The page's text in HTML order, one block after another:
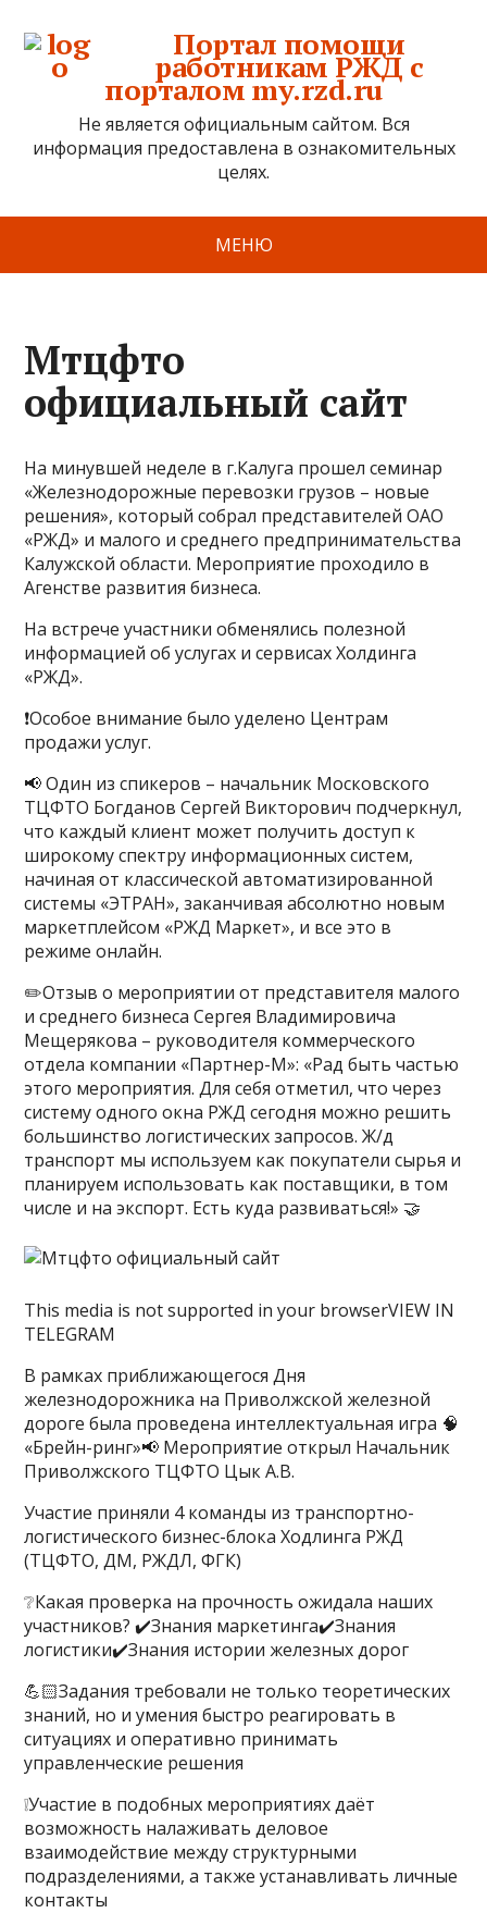
Портал помощи
работникам РЖД с
порталом my.rzd.ru
Не является официальным сайтом. Вся
информация предоставлена в ознакомительных
целях.
МЕНЮ
Мтцфто
официальный сайт
На минувшей неделе в г.Калуга прошел семинар
«Железнодорожные перевозки грузов – новые
решения», который собрал представителей ОАО
«РЖД» и малого и среднего предпринимательства
Калужской области. Мероприятие проходило в
Агенстве развития бизнеса.
На встрече участники обменялись полезной
информацией об услугах и сервисах Холдинга
«РЖД».
❗️Особое внимание было уделено Центрам
продажи услуг.
📢 Один из спикеров – начальник Московского
ТЦФТО Богданов Сергей Викторович подчеркнул,
что каждый клиент может получить доступ к
широкому спектру информационных систем,
начиная от классической автоматизированной
системы «ЭТРАН», заканчивая абсолютно новым
маркетплейсом «РЖД Маркет», и все это в
режиме онлайн.
✏️Отзыв о мероприятии от представителя малого
и среднего бизнеса Сергея Владимировича
Мещерякова – руководителя коммерческого
отдела компании «Партнер-М»: «Рад быть частью
этого мероприятия. Для себя отметил, что через
систему одного окна РЖД сегодня можно решить
большинство логистических запросов. Ж/д
транспорт мы используем как покупатели сырья и
планируем использовать как поставщики, в том
числе и на экспорт. Есть куда развиваться!» 🤝
This media is not supported in your browserVIEW IN
TELEGRAM
В рамках приближающегося Дня
железнодорожника на Приволжской железной
дороге была проведена интеллектуальная игра 🧠
«Брейн-ринг»📢 Мероприятие открыл Начальник
Приволжского ТЦФТО Цык А.В.
Участие приняли 4 команды из транспортно-
логистического бизнес-блока Ходлинга РЖД
(ТЦФТО, ДМ, РЖДЛ, ФГК)
❔Какая проверка на прочность ожидала наших
участников? ✔️Знания маркетинга✔️Знания
логистики✔️Знания истории железных дорог
💪🏻Задания требовали не только теоретических
знаний, но и умения быстро реагировать в
ситуациях и оперативно принимать
управленческие решения
❕Участие в подобных мероприятиях даёт
возможность налаживать деловое
взаимодействие между структурными
подразделениями, а также устанавливать личные
контакты